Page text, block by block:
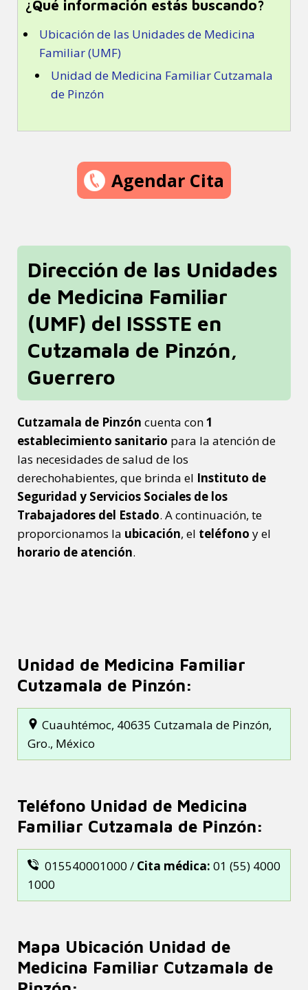
¿Qué información estás buscando?
Ubicación de las Unidades de Medicina
Familiar (UMF)
Unidad de Medicina Familiar Cutzamala
de Pinzón
Agendar Cita
Dirección de las Unidades
de Medicina Familiar
(UMF) del ISSSTE en
Cutzamala de Pinzón,
Guerrero
Cutzamala de Pinzón cuenta con1
establecimiento sanitario para la atención de
las necesidades de salud de los
derechohabientes, que brinda el Instituto de
Seguridad y Servicios Sociales de los
Trabajadores del Estado. A continuación, te
proporcionamos la ubicación, el teléfono y el
horario de atención.
Unidad de Medicina Familiar
Cutzamala de Pinzón:
Cuauhtémoc, 40635 Cutzamala de Pinzón,
Gro., México
Teléfono Unidad de Medicina
Familiar Cutzamala de Pinzón:
015540001000 / Cita médica: 01 (55) 4000
1000
Mapa Ubicación Unidad de
Medicina Familiar Cutzamala de